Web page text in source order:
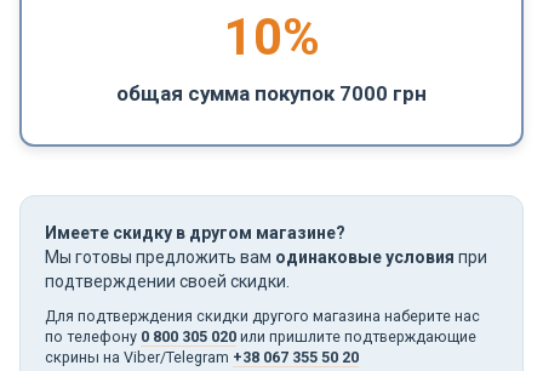
10%
общая сумма покупок 7000 грн
Имеете скидку в другом магазине?
Мы готовы предложить вам одинаковые условия при
подтверждении своей скидки.
Для подтверждения скидки другого магазина наберите нас
по телефону 0 800 305 020 или пришлите подтверждающие
скрины на Viber/Telegram +38 067 355 50 20